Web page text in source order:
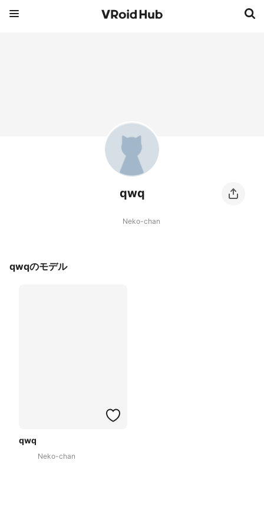
qwq
Neko-chan
qwqのモデル
qwq
Neko-chan